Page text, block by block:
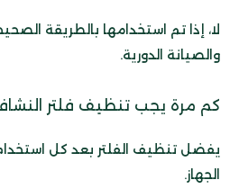
لا، إذا تم استخدامها بالطريقة
والصيانة الدورية.
كم مرة يجب تنظيف فلتر
يفضل تنظيف الفلتر بعد كل
الجهاز.